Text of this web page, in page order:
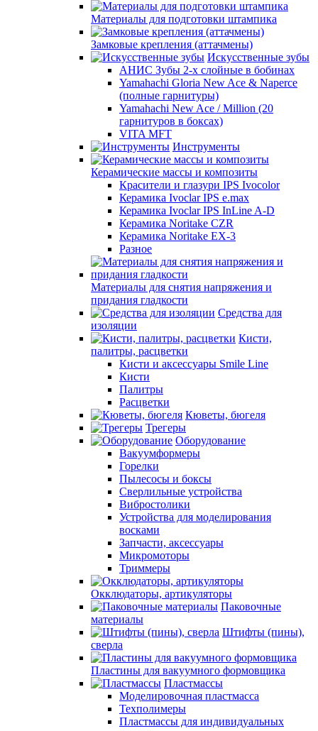
Материалы для подготовки штампика
Замковые крепления (аттачмены)
Искусственные зубы
АНИС Зубы 2-х слойные в бобинах
Yamahachi Gloria New Ace & Naperce
(полные гарнитуры)
Yamahachi New Ace / Million (20
гарнитуров в боксах)
VITA MFT
Инструменты
Керамические массы и композиты
Красители и глазури IPS Ivocolor
Керамика Ivoclar IPS e.max
Керамика Ivoclar IPS InLine A-D
Керамика Noritake CZR
Керамика Noritake EX-3
Разное
Материалы для снятия напряжения и
придания гладкости
Средства для
изоляции
Кисти,
палитры, расцветки
Кисти и аксессуары Smile Line
Кисти
Палитры
Расцветки
Кюветы, бюгеля
Трегеры
Оборудование
Вакуумформеры
Горелки
Пылесосы и боксы
Сверлильные устройства
Вибростолики
Устройства для моделирования
восками
Запчасти, аксессуары
Микромоторы
Триммеры
Окклюдаторы, артикуляторы
Паковочные
материалы
Штифты (пины),
сверла
Пластины для вакуумного формовщика
Пластмассы
Моделировочная пластмасса
Техполимеры
Пластмассы для индивидуальных